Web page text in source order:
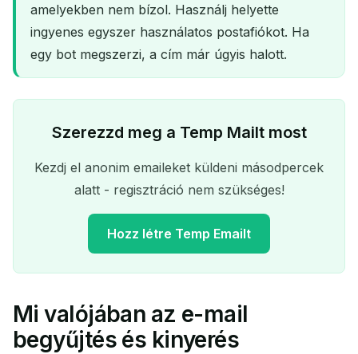
amelyekben nem bízol. Használj helyette
ingyenes egyszer használatos postafiókot. Ha
egy bot megszerzi, a cím már úgyis halott.
Szerezzd meg a Temp Mailt most
Kezdj el anonim emaileket küldeni másodpercek
alatt - regisztráció nem szükséges!
Hozz létre Temp Emailt
A ideiglenes email címed:
Mi valójában az e-mail
begyűjtés és kinyerés